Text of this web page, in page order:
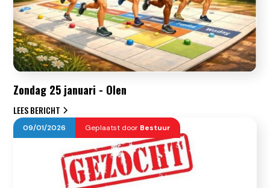
Zondag 25 januari - Olen
LEES BERICHT
09/01/2026 Geplaatst door Bestuur